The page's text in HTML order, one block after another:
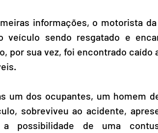
informações, o motorista
veículo sendo resgatado e
por sua vez, foi encontrado caído
um dos ocupantes, um homem
sobreviveu ao acidente,
a possibilidade de uma